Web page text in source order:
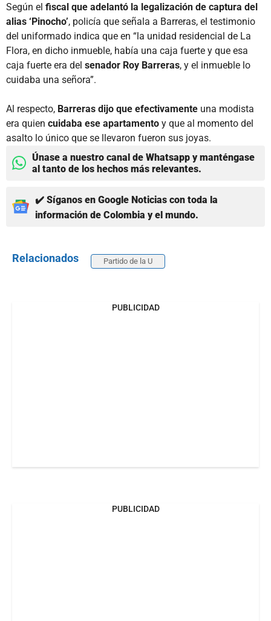
Según el fiscal que adelantó la legalización de captura del
alias ‘Pinocho’, policía que señala a Barreras, el testimonio
del uniformado indica que en “la unidad residencial de La
Flora, en dicho inmueble, había una caja fuerte y que esa
caja fuerte era del senador Roy Barreras, y el inmueble lo
cuidaba una señora”.
Al respecto, Barreras dijo que efectivamente una modista
era quien cuidaba ese apartamento y que al momento del
asalto lo único que se llevaron fueron sus joyas.
Únase a nuestro canal de Whatsapp y manténgase
al tanto de los hechos más relevantes.
✔️ Síganos en Google Noticias con toda la
información de Colombia y el mundo.
Relacionados Partido de la U
PUBLICIDAD
PUBLICIDAD